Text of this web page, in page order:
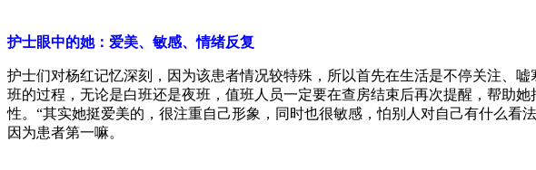
护士眼中的她：爱美、敏感、情绪反复
护士们对杨红记忆深刻，因为该患者情况较特殊，所以首先在生活是不停关注、
班的过程，无论是白班还是夜班，值班人员一定要在查房结束后再次提醒，帮助
性。“其实她挺爱美的，很注重自己形象，同时也很敏感，怕别人对自己有什么看
因为患者第一嘛。